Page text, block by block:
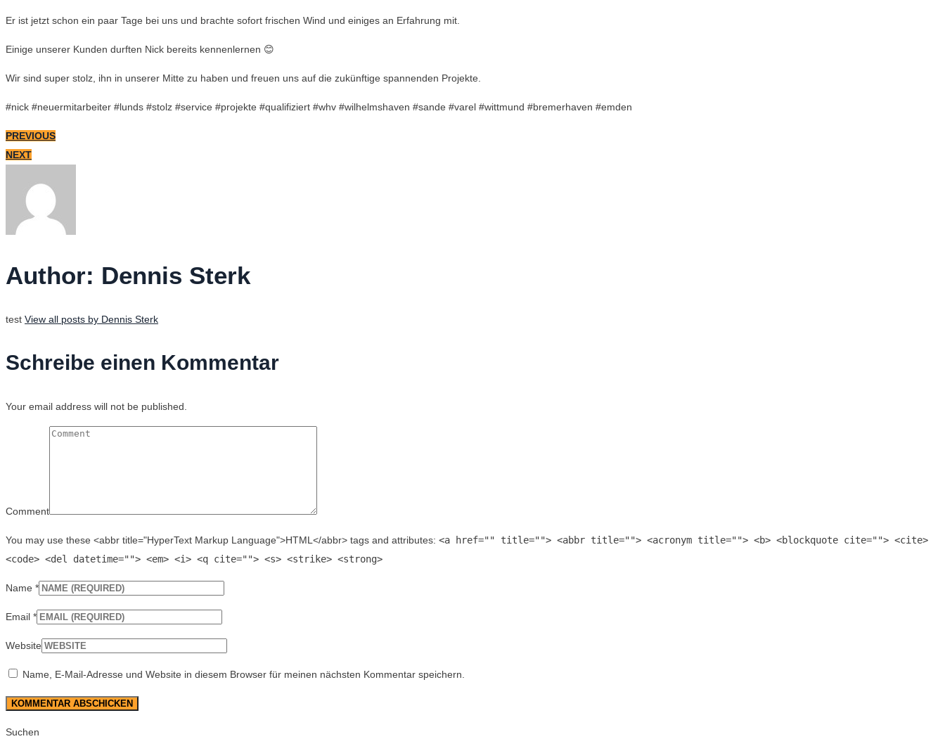
Er ist jetzt schon ein paar Tage bei uns und brachte sofort frischen Wind und einiges an Erfahrung mit.
Einige unserer Kunden durften Nick bereits kennenlernen 😊
Wir sind super stolz, ihn in unserer Mitte zu haben und freuen uns auf die zukünftige spannenden Projekte.
#nick #neuermitarbeiter #lunds #stolz #service #projekte #qualifiziert #whv #wilhelmshaven #sande #varel #wittmund #bremerhaven #emden
PREVIOUS
NEXT
Author: Dennis Sterk
test View all posts by Dennis Sterk
Schreibe einen Kommentar
Your email address will not be published.
Comment
You may use these <abbr title="HyperText Markup Language">HTML</abbr> tags and attributes: <a href="" title=""> <abbr title=""> <acronym title=""> <b> <blockquote cite=""> <cite>
<code> <del datetime=""> <em> <i> <q cite=""> <s> <strike> <strong>
Name *
Email *
Website
Name, E-Mail-Adresse und Website in diesem Browser für meinen nächsten Kommentar speichern.
Suchen